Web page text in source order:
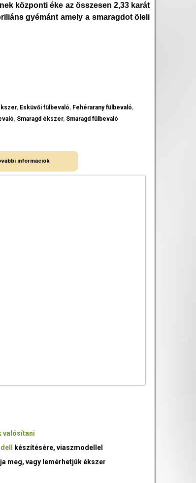
központi éke az összesen 2,33 karát
gyémánt amely a smaragdot öleli
, Esküvői fülbevaló, Fehérarany fülbevaló,
, Smaragd ékszer, Smaragd fülbevaló
információk
valósítani
készítésére, viaszmodellel
meg, vagy lemérhetjük ékszer